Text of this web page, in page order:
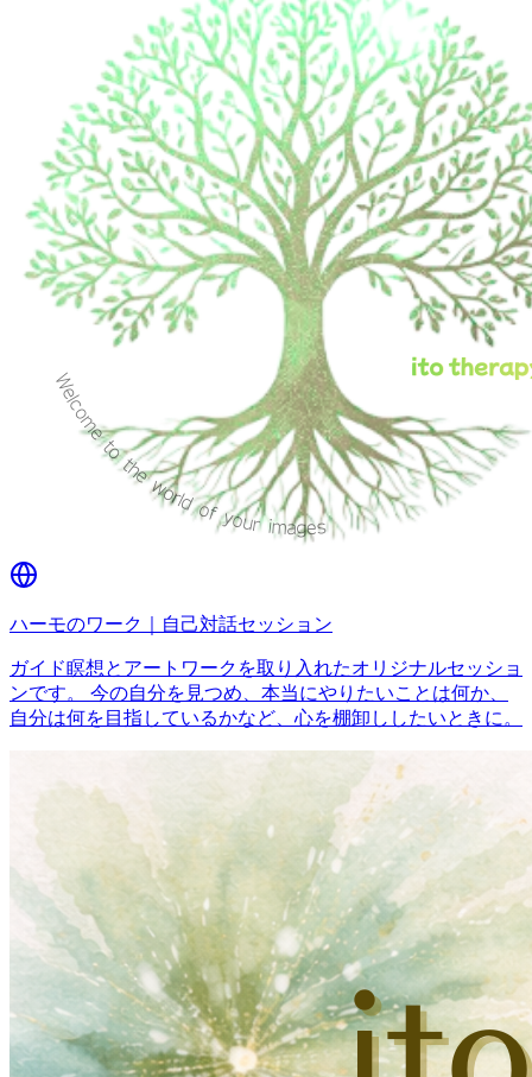
ハーモのワーク｜自己対話セッション
ガイド瞑想とアートワークを取り入れたオリジナルセッショ
ンです。 今の自分を見つめ、本当にやりたいことは何か、
自分は何を目指しているかなど、心を棚卸ししたいときに。